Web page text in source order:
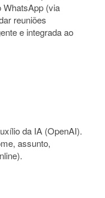
WhatsApp (via
reuniões
e integrada ao
da IA (OpenAI).
assunto,